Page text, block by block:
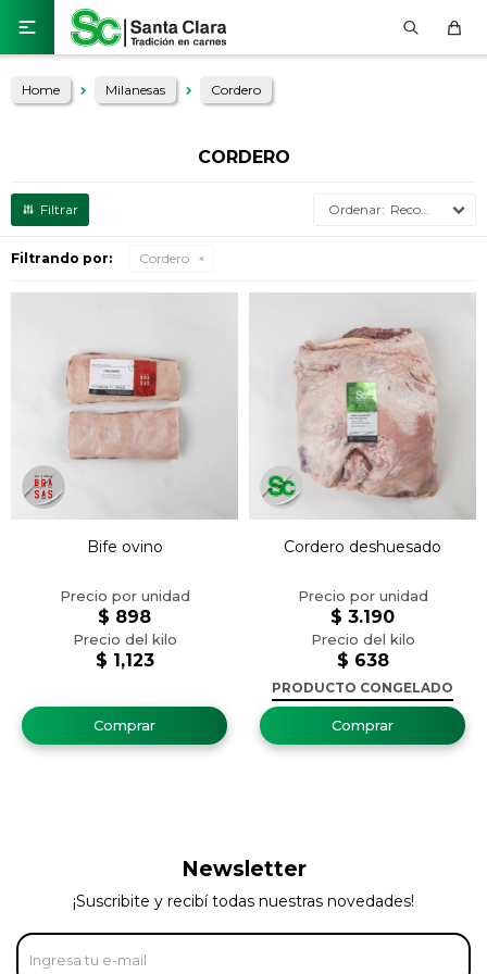

Home Milanesas Cordero
CORDERO
Recomendados
Filtrando por: Cordero
Bife ovino
$ 1,123
$ 898
Cordero deshuesado
$ 638
$ 3.190
PRODUCTO CONGELADO
Newsletter
¡Suscribite y recibí todas nuestras novedades!